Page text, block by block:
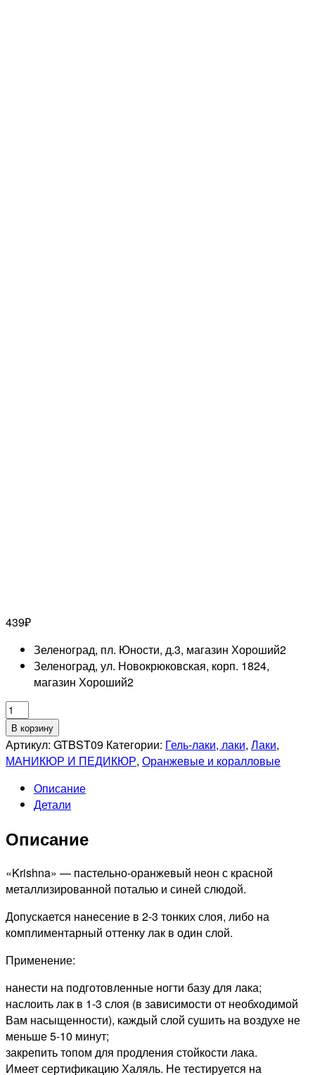
439₽
Зеленоград, пл. Юности, д.3, магазин Хороший2
Зеленоград, ул. Новокрюковская, корп. 1824,
магазин Хороший2
Количество
товара
GRATTOL
Лак
ногтей
Color
Polish
9мл
В корзину
Артикул: GTBST09 Категории: Гель-лаки, лаки, Лаки,
МАНИКЮР И ПЕДИКЮР, Оранжевые и коралловые
Описание
Детали
Описание
«Krishna» — пастельно-оранжевый неон с красной
металлизированной поталью и синей слюдой.
Допускается нанесение в 2-3 тонких слоя, либо на
комплиментарный оттенку лак в один слой.
Применение:
нанести на подготовленные ногти базу для лака;
наслоить лак в 1-3 слоя (в зависимости от необходимой
Вам насыщенности), каждый слой сушить на воздухе не
меньше 5-10 минут;
закрепить топом для продления стойкости лака.
Имеет сертификацию Халяль. Не тестируется на